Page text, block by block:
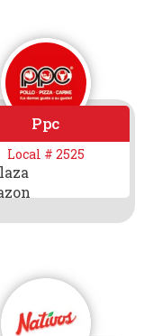
Ppc
Local # 2525